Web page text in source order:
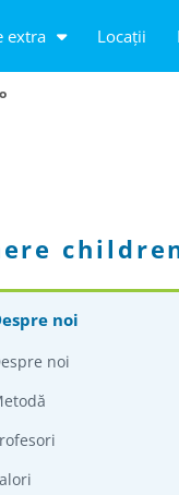
extra Locații
noi
noi